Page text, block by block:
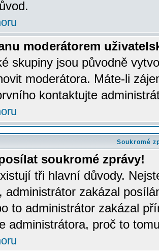
moderátorem
skupiny jsou původně
moderátora. Máte-li
kontaktujte
Soukromé
soukromé zprávy!
tři hlavní důvody.
administrátor zakázal
to administrátor zakázal
administrátora, proč to